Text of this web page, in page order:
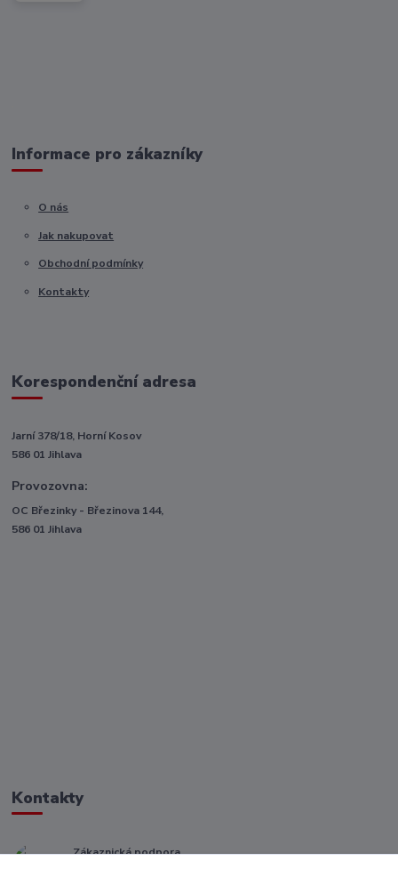
Informace pro zákazníky
O nás
Jak nakupovat
Obchodní podmínky
Kontakty
Korespondenční adresa
Jarní 378/18, Horní Kosov
586 01 Jihlava
Provozovna:
OC Březinky - Březinova 144,
586 01 Jihlava
Kontakty
Zákaznická podpora